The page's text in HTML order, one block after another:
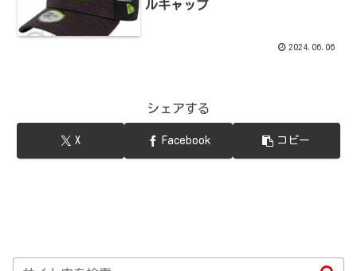
ルキャップ
2024.06.06
シェアする
X Facebook コピー